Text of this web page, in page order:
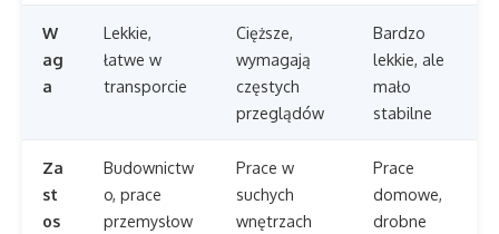
W
ag
a
Lekkie,
łatwe w
transporcie
Cięższe,
wymagają
częstych
przeglądów
Bardzo
lekkie, ale
mało
stabilne
Za
st
os
Budownictw
o, prace
przemysłow
Prace w
suchych
wnętrzach
Prace
domowe,
drobne